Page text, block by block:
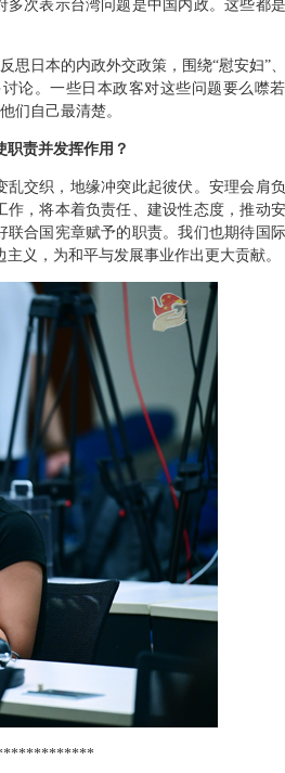
次表示台湾问题是中国内政。这些都
思日本的内政外交政策，围绕“慰安妇”
论。一些日本政客对这些问题要么噤
们自己最清楚。
责并发挥作用？
交织，地缘冲突此起彼伏。安理会肩
，将本着负责任、建设性态度，推动
合国宪章赋予的职责。我们也期待国
义，为和平与发展事业作出更大贡献。